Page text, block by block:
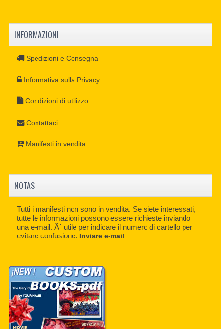
INFORMAZIONI
Spedizioni e Consegna
Informativa sulla Privacy
Condizioni di utilizzo
Contattaci
Manifesti in vendita
NOTAS
Tutti i manifesti non sono in vendita. Se siete interessati,
tutte le informazioni possono essere richieste inviando
una e-mail. Ãˆ utile per indicare il numero di cartello per
evitare confusione. Inviare e-mail